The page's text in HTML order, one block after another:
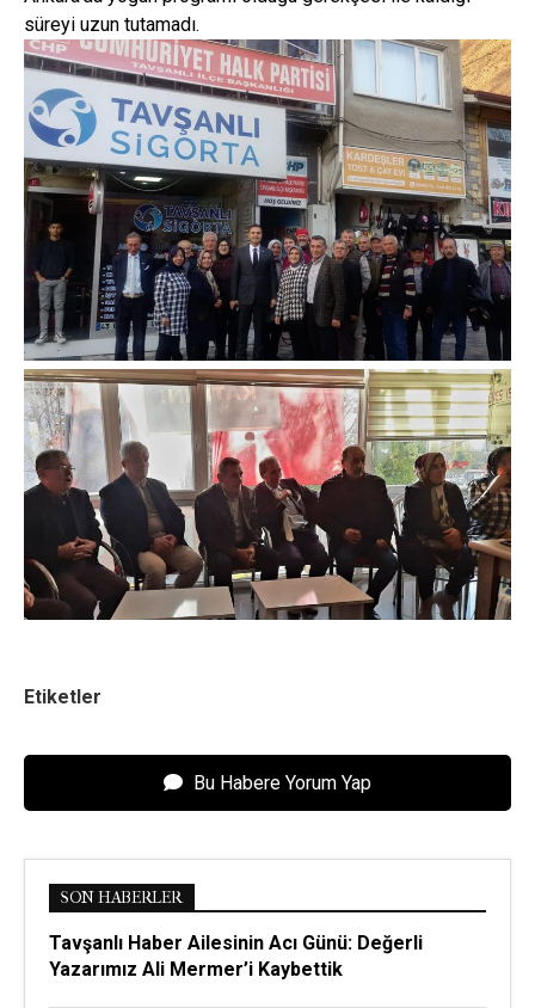
süreyi uzun tutamadı.
Etiketler
Bu Habere Yorum Yap
SON HABERLER
Tavşanlı Haber Ailesinin Acı Günü: Değerli
Yazarımız Ali Mermer’i Kaybettik